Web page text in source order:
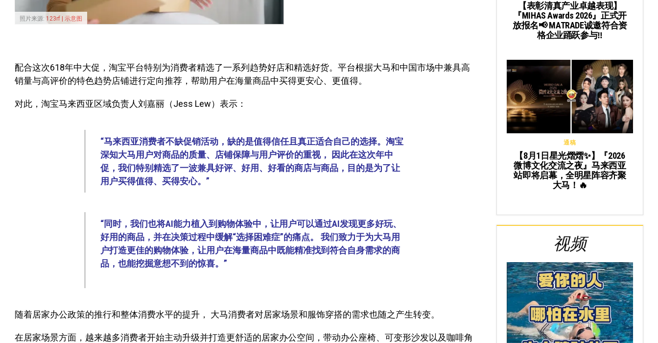
照片来源: 123rf | 示意图
配合这次618年中大促，淘宝平台特别为消费者精选了一系列趋势好店和精选好货。平台根据大马和中国市场中兼具高
销量与高评价的特色趋势店铺进行定向推荐，帮助用户在海量商品中买得更安心、更值得。
对此，淘宝马来西亚区域负责人刘嘉丽（Jess Lew）表示：
“马来西亚消费者不缺促销活动，缺的是值得信任且真正适合自己的选择。淘宝
深知大马用户对商品的质量、店铺保障与用户评价的重视， 因此在这次年中
促，我们特别精选了一波兼具好评、好用、好看的商店与商品，目的是为了让
用户买得值得、买得安心。”
“同时，我们也将AI能力植入到购物体验中，让用户可以通过AI发现更多好玩、
好用的商品，并在决策过程中缓解“选择困难症”的痛点。 我们致力于为大马用
户打造更佳的购物体验，让用户在海量商品中既能精准找到符合自身需求的商
品，也能挖掘意想不到的惊喜。”
随着居家办公政策的推行和整体消费水平的提升， 大马消费者对居家场景和服饰穿搭的需求也随之产生转变。
在居家场景方面，越来越多消费者开始主动升级并打造更舒适的居家办公空间，带动办公座椅、可变形沙发以及咖啡角
【表彰清真产业卓越表现】
『MIHAS Awards 2026』正式开
放报名📢 MATRADE诚邀符合资
格企业踊跃参与‼️
通稿
【8月1日星光熠熠✨】『2026
微博文化交流之夜』马来西亚
站即将启幕，全明星阵容齐聚
大马！🔥
视频